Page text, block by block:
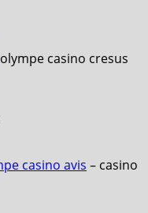
olympe casino cresus
casino avis – casino